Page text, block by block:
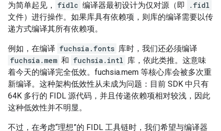
为简单起见， fidlc 编译器最初设计为仅对源（即
.fidl
文件）进行操作。如果库具有依赖项，则库的编译需要以传
递方式编译其所有依赖项。
例如，在编译 fuchsia.fonts 库时，我们还必须编译
fuchsia.mem 和 fuchsia.intl 库，依此类推。这意味
着今天的编译完全低效。fuchsia.mem 等核心库会被多次重
新编译。这种架构低效性从未成为问题：目前 SDK 中只有
64K 多行的 FIDL 源代码，并且传递依赖项相对较浅，因此
这种低效性并不明显。
不过，在考虑“理想”的 FIDL 工具链时，我们希望与编译器